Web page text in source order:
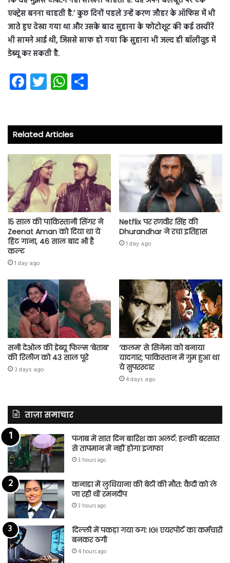
एक्‍ट्रेस बनना चाहती है.’ कुछ दिनों पहले उन्हें करण जौहर के ऑफिस में भी
जाते हुए देखा गया था और उसके बाद सुहाना के फोटोशूट की कई तस्वीरें
भी सामने आई थी, जिससे साफ हो गया कि सुहाना भी जल्द ही बॉलीवुड में
डेब्यू कर सकती है.
Fa
ce
o
ok
T
wi
er
W
ha
A
p
p
Related Articles
15 साल की पाकिस्तानी सिंगर ने
Zeenat Aman को दिया था ये
हिट गाना, 46 साल बाद भी है
कल्ट
1 day ago
Netflix पर रणवीर सिंह की
Dhurandhar ने रचा इतिहास
1 day ago
सनी देओल की डेब्यू फिल्म ‘बेताब’
की रिलीज को 43 साल पूरे
3 days ago
‘कलम’ से सिनेमा को बनाया
यादगार; पाकिस्तान में गुम हुआ था
ये सुपरस्टार
4 days ago
ताज़ा समाचार
पंजाब में सात दिन बारिश का अलर्ट: हल्की बरसात
से तापमान में नहीं होगा इजाफा
3 hours ago
कनाडा में लुधियाना की बेटी की माैत: कैदी को ले
जा रही थीं रमनदीप
3 hours ago
दिल्ली में पकड़ा गया ठग: IGI एयरपोर्ट का कर्मचारी
बनकर ठगी
4 hours ago